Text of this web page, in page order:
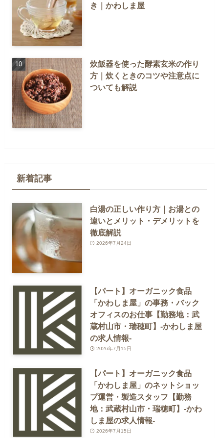
き｜かわしま屋
炊飯器を使った酵素玄米の作り
方｜炊くときのコツや注意点に
ついても解説
新着記事
白湯の正しい作り方｜お湯との
違いとメリット・デメリットを
徹底解説
2026年7月24日
【パート】オーガニック食品
「かわしま屋」の事務・バック
オフィスのお仕事【勤務地：武
蔵村山市・瑞穂町】-かわしま屋
の求人情報-
2026年7月15日
【パート】オーガニック食品
「かわしま屋」のネットショッ
プ運営・製造スタッフ【勤務
地：武蔵村山市・瑞穂町】-かわ
しま屋の求人情報-
2026年7月15日